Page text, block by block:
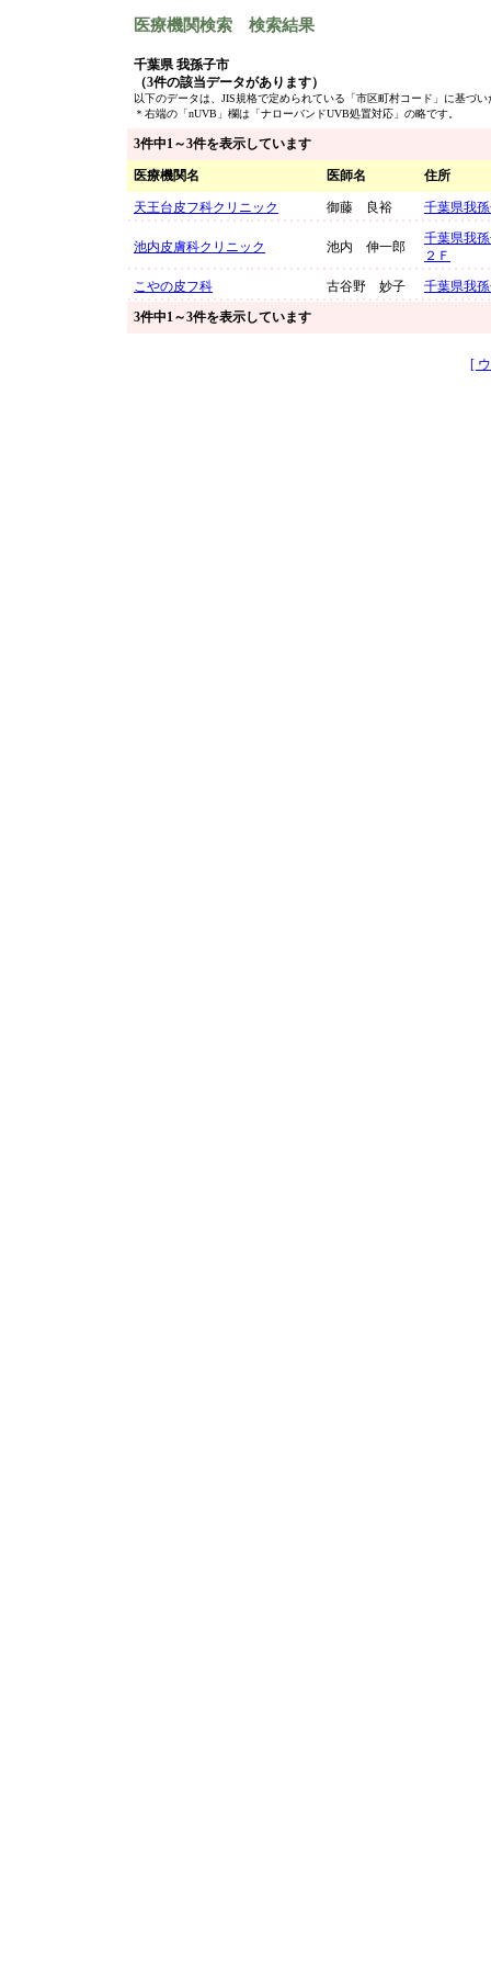
医療機関検索 検索結果
千葉県 我孫子市
（3件の該当データがあります）
以下のデータは、JIS規格で定められている「市区町村コード」に基づ
＊右端の「nUVB」欄は「ナローバンドUVB処置対応」の略です。
3件中1～3件を表示しています
医療機関名 医師名 住所
天王台皮フ科クリニック 御藤 良裕 千葉県我
池内皮膚科クリニック 池内 伸一郎
千葉県我
２Ｆ
こやの皮フ科
古谷野 妙子
千葉県我
3件中1～3件を表示しています
[